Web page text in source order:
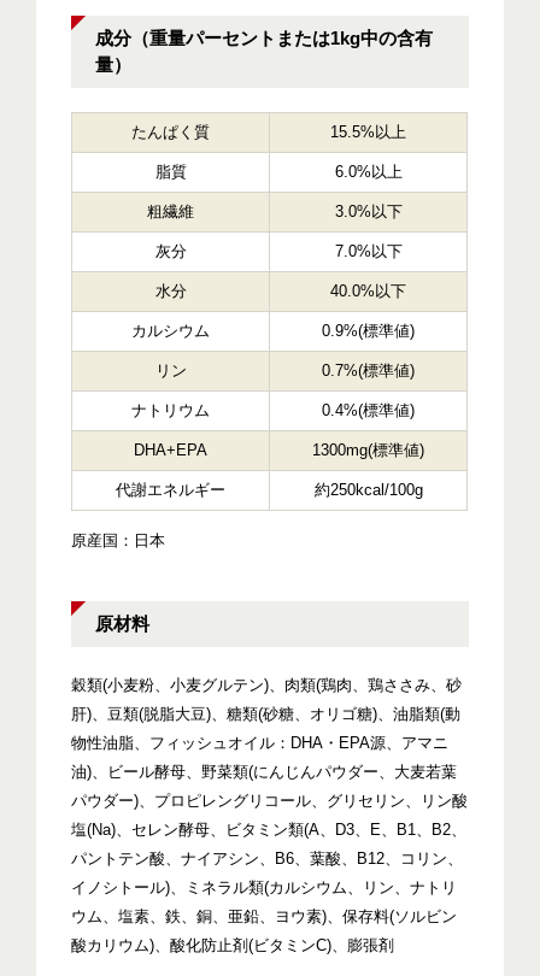
成分（重量パーセントまたは1kg中の含有
量）
たんぱく質 15.5%以上
脂質 6.0%以上
粗繊維 3.0%以下
灰分 7.0%以下
水分 40.0%以下
カルシウム 0.9%(標準値)
リン 0.7%(標準値)
ナトリウム 0.4%(標準値)
DHA+EPA 1300mg(標準値)
代謝エネルギー 約250kcal/100g
原産国：日本
原材料
穀類(小麦粉、小麦グルテン)、肉類(鶏肉、鶏ささみ、砂
肝)、豆類(脱脂大豆)、糖類(砂糖、オリゴ糖)、油脂類(動
物性油脂、フィッシュオイル：DHA・EPA源、アマニ
油)、ビール酵母、野菜類(にんじんパウダー、大麦若葉
パウダー)、プロピレングリコール、グリセリン、リン酸
塩(Na)、セレン酵母、ビタミン類(A、D3、E、B1、B2、
パントテン酸、ナイアシン、B6、葉酸、B12、コリン、
イノシトール)、ミネラル類(カルシウム、リン、ナトリ
ウム、塩素、鉄、銅、亜鉛、ヨウ素)、保存料(ソルビン
酸カリウム)、酸化防止剤(ビタミンC)、膨張剤